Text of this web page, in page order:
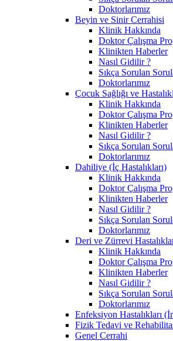
Doktorlarımız
Beyin ve Sinir Cerrahisi
Klinik Hakkında
Doktor Çalışma
Klinikten Haberler
Nasıl Gidilir ?
Sıkça Sorulan
Doktorlarımız
Çocuk Sağlığı ve
Klinik Hakkında
Doktor Çalışma
Klinikten Haberler
Nasıl Gidilir ?
Sıkça Sorulan
Doktorlarımız
Dahiliye (İç Hastalıkları)
Klinik Hakkında
Doktor Çalışma
Klinikten Haberler
Nasıl Gidilir ?
Sıkça Sorulan
Doktorlarımız
Deri ve Zürrevi
Klinik Hakkında
Doktor Çalışma
Klinikten Haberler
Nasıl Gidilir ?
Sıkça Sorulan
Doktorlarımız
Enfeksiyon Hastalıkları
Fizik Tedavi ve
Genel Cerrahi